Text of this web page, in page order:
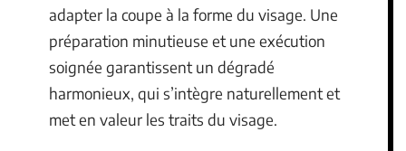
adapter la coupe à la forme du visage. Une
préparation minutieuse et une exécution
soignée garantissent un dégradé
harmonieux, qui s’intègre naturellement et
met en valeur les traits du visage.